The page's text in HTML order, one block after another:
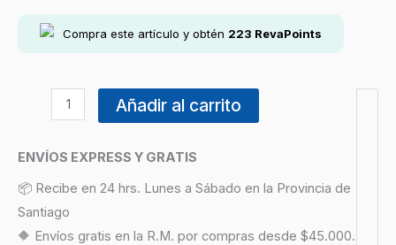
Compra este artículo y obtén 223 RevaPoints
Añadir al carrito
ENVÍOS EXPRESS Y GRATIS
📦 Recibe en 24 hrs. Lunes a Sábado en la Provincia de
Santiago
🔶 Envíos gratis en la R.M. por compras desde $45.000.